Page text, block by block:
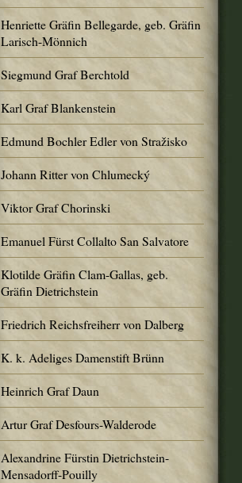
Henriette Gräfin Bellegarde, geb. Gräfin
Larisch-Mönnich
Siegmund Graf Berchtold
Karl Graf Blankenstein
Edmund Bochler Edler von Stražisko
Johann Ritter von Chlumecký
Viktor Graf Chorinski
Emanuel Fürst Collalto San Salvatore
Klotilde Gräfin Clam-Gallas, geb.
Gräfin Dietrichstein
Friedrich Reichsfreiherr von Dalberg
K. k. Adeliges Damenstift Brünn
Heinrich Graf Daun
Artur Graf Desfours-Walderode
Alexandrine Fürstin Dietrichstein-
Mensadorff-Pouilly